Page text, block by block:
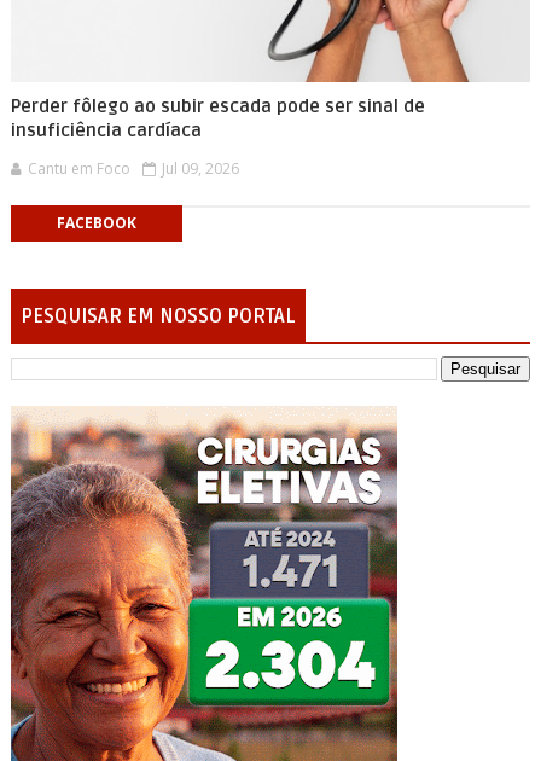
Perder fôlego ao subir escada pode ser sinal de
insuficiência cardíaca
Cantu em Foco Jul 09, 2026
FACEBOOK
PESQUISAR EM NOSSO PORTAL